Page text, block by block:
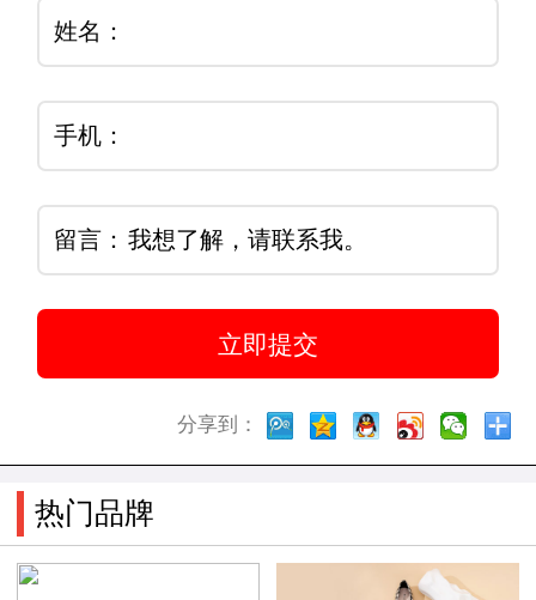
姓名：
手机：
留言：
分享到：
热门品牌